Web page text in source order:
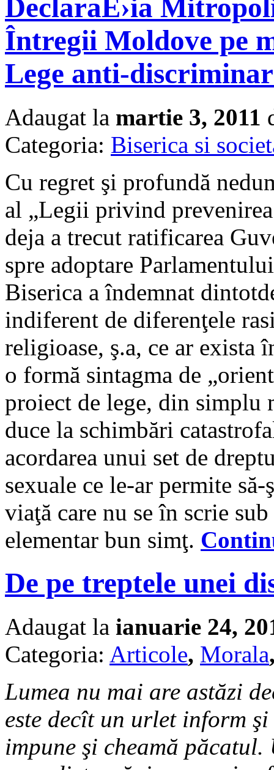
DeclaraÈ›ia
Întregii Moldove pe
Lege anti-
Adaugat la martie 3, 2011
Categoria: Biserica si
Cu regret şi profundă
al „Legii privind
deja a trecut ratificarea
spre adoptare
Biserica a îndemnat
indiferent de diferenţele
religioase, ş.a, ce ar exista
o formă sintagma de
proiect de lege, din simplu
duce la schimbări
acordarea unui set de
sexuale ce le-ar permite
viaţă care nu se în scrie
elementar bun simţ.
De pe treptele unei
Adaugat la ianuarie 24,
Categoria: Articole, Morala
Lumea nu mai are astăzi
este decît un urlet inform
impune şi cheamă